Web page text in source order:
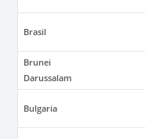
Brasil
Brunei
Darussalam
Bulgaria